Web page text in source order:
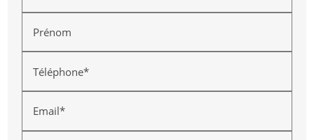
Prénom
Téléphone*
Email*